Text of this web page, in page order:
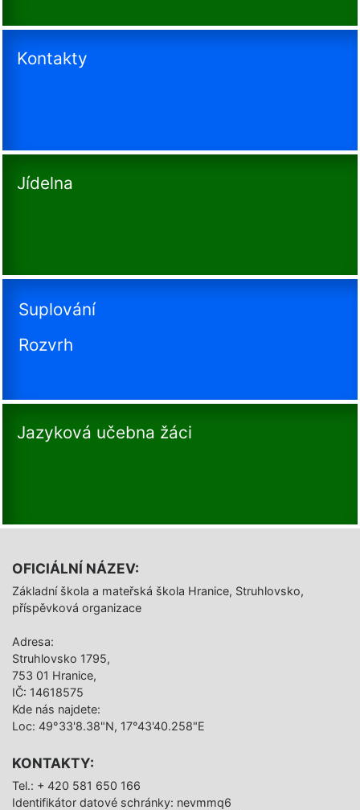
Kontakty
Jídelna
Suplování
Rozvrh
Jazyková učebna žáci
OFICIÁLNÍ NÁZEV:
Základní škola a mateřská škola Hranice, Struhlovsko,
příspěvková organizace
Adresa:
Struhlovsko 1795,
753 01 Hranice,
IČ: 14618575
Kde nás najdete:
Loc: 49°33'8.38"N, 17°43'40.258"E
KONTAKTY:
Tel.: + 420 581 650 166
Identifikátor datové schránky: nevmmq6